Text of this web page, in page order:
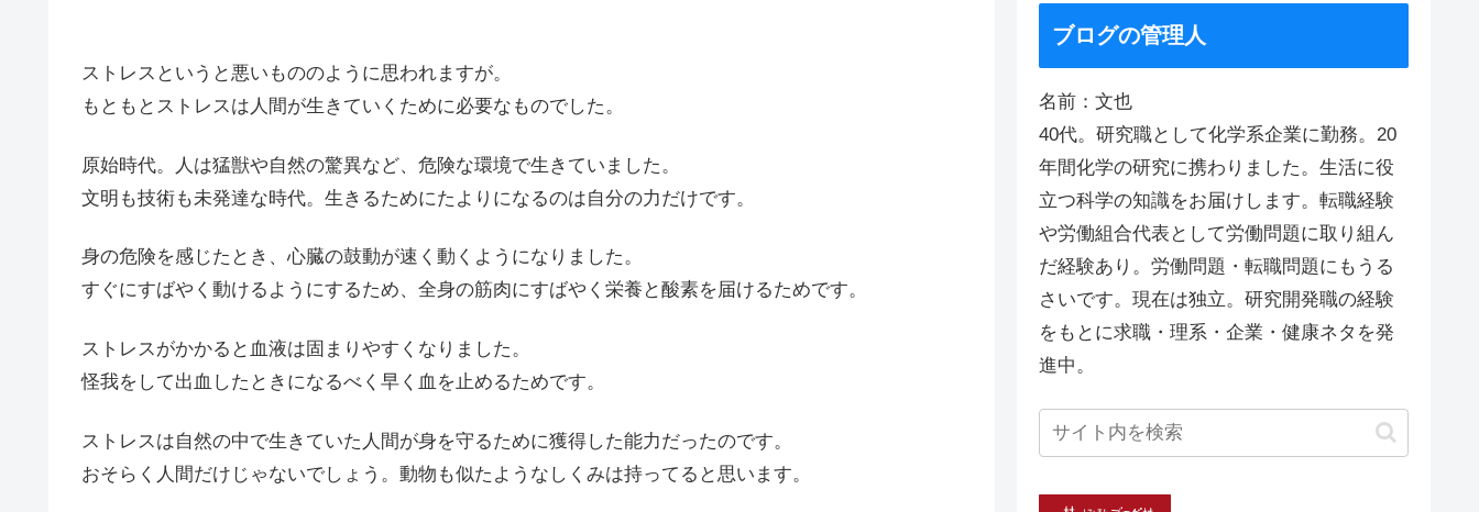
ストレスというと悪いもののように思われますが。
もともとストレスは人間が生きていくために必要なものでした。
原始時代。人は猛獣や自然の驚異など、危険な環境で生きていました。
文明も技術も未発達な時代。生きるためにたよりになるのは自分の力だけです。
身の危険を感じたとき、心臓の鼓動が速く動くようになりました。
すぐにすばやく動けるようにするため、全身の筋肉にすばやく栄養と酸素を届けるためです。
ストレスがかかると血液は固まりやすくなりました。
怪我をして出血したときになるべく早く血を止めるためです。
ストレスは自然の中で生きていた人間が身を守るために獲得した能力だったのです。
おそらく人間だけじゃないでしょう。動物も似たようなしくみは持ってると思います。
ブログの管理人
名前：文也
40代。研究職として化学系企業に勤務。20
年間化学の研究に携わりました。生活に役
立つ科学の知識をお届けします。転職経験
や労働組合代表として労働問題に取り組ん
だ経験あり。労働問題・転職問題にもうる
さいです。現在は独立。研究開発職の経験
をもとに求職・理系・企業・健康ネタを発
進中。